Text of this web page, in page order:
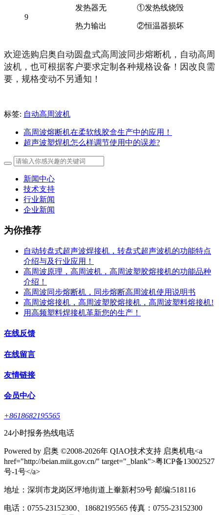
9
发热器无
热力输出
①发热线烧毁
②恒温器损坏
欢迎选购启奥自动圆盘式高周波同步熔断机，自动高周
波机，也可根据客户要求定制各种规格设备！因改良需
要，规格变动不另通知！
标签: 自动高周波机
高周波熔断机在柔软线胶盒生产中的应用！
超声波塑焊机怎么样调节使用中的误差?
新闻中心
技术支持
行业新闻
企业新闻
为你推荐
自动转盘式超声波焊接机，转盘式超声波机的功能特点
介绍与及行业应用！
高周波原理，高周波机，高周波塑胶熔接机的功能品种
介绍！
高周波同步熔断机，同步熔断高周波机使用说明书
高周波熔接机，高周波塑胶熔接机，高周波塑料熔接机!
用高频塑料焊接机革新您的生产！
在线反馈
在线留言
友情链接
会员中心
+8618682195565
24小时报务热线电话
Powered by 启奥 ©2008-2026年 QIAO技术支持 启奥机电<a
href="http://beian.miit.gov.cn/" target="_blank">粤ICP备13002527
号-1号</a>
地址：深圳市龙岗区坪地街道上輋新村59号 邮编:518116
电话：0755-23152300、18682195565 传真：0755-23152300